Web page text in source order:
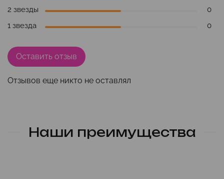
Отзывов еще никто не оставлял
2 звезды
0
1 звезда
0
Оставить отзыв
Наши преимущества